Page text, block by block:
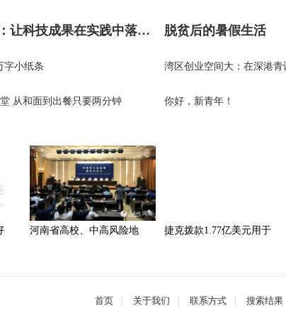
脱贫后的暑假生活
湾区创业空间大：在深港青
你好，新青年！
捷克拨款1.77亿美元用于
桂林电子科技大学：让科技成果在实践中落地生根
字小纸条
从和面到出餐只要两分钟
河南省高校、中高风险地
首页 关于我们 联系方式 搜索结果